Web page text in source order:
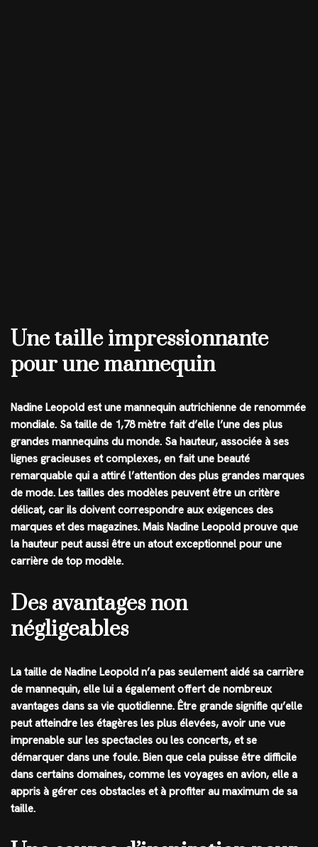
Une taille impressionnante
pour une mannequin
Nadine Leopold est une mannequin autrichienne de renommée
mondiale. Sa taille de 1,78 mètre fait d’elle l’une des plus
grandes mannequins du monde. Sa hauteur, associée à ses
lignes gracieuses et complexes, en fait une beauté
remarquable qui a attiré l’attention des plus grandes marques
de mode. Les tailles des modèles peuvent être un critère
délicat, car ils doivent correspondre aux exigences des
marques et des magazines. Mais Nadine Leopold prouve que
la hauteur peut aussi être un atout exceptionnel pour une
carrière de top modèle.
Des avantages non
négligeables
La taille de Nadine Leopold n’a pas seulement aidé sa carrière
de mannequin, elle lui a également offert de nombreux
avantages dans sa vie quotidienne. Être grande signifie qu’elle
peut atteindre les étagères les plus élevées, avoir une vue
imprenable sur les spectacles ou les concerts, et se
démarquer dans une foule. Bien que cela puisse être difficile
dans certains domaines, comme les voyages en avion, elle a
appris à gérer ces obstacles et à profiter au maximum de sa
taille.